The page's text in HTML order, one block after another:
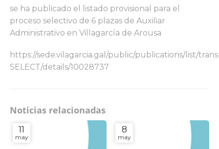
se ha publicado el listado provisional para el
proceso selectivo de 6 plazas de Auxiliar
Administrativo en Villagarcía de Arousa
https://sede.vilagarcia.gal/public/publications/list/
SELECT/details/10028737
Noticias relacionadas
11
may
8
may